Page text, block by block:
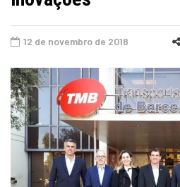
12 de novembro de 2018